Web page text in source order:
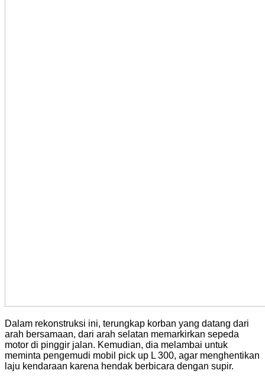
Dalam rekonstruksi ini, terungkap korban yang datang dari
arah bersamaan, dari arah selatan memarkirkan sepeda
motor di pinggir jalan. Kemudian, dia melambai untuk
meminta pengemudi mobil pick up L 300, agar menghentikan
laju kendaraan karena hendak berbicara dengan supir.